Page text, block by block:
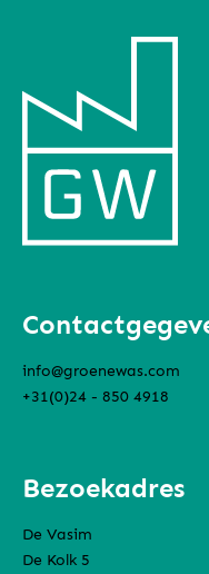
info@groenewas.com
+31(0)24 - 850 4918
Bezoekadres
De Vasim
De Kolk 5